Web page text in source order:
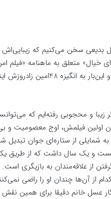
بدیعی سخن می‌کنیم که زیبایی‌اش
خیال» متعلق به ماهنامه «فیلم
مطلب به بهانه سالمرگش
زیبا و محجوبی رفته‌ایم که
اولین فیلمش، اوج معصومیت
شمایلی از ستاره‌ای جوان تبدیل
و یک سال داشت که از طریق
علاقه‌مندان به بازیگری است.
آن‌ها چندان او را راضی
عسل خانم دقیقا برای همین